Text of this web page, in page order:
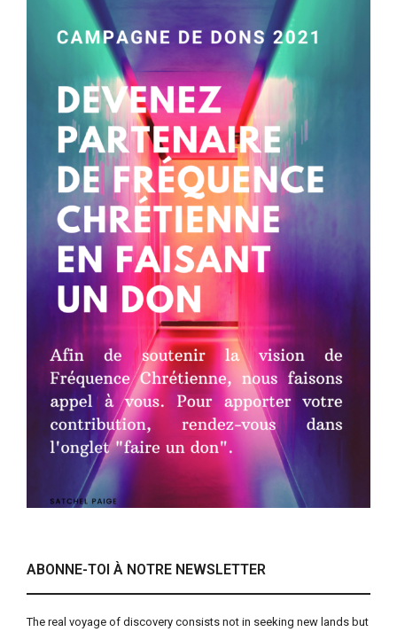
ABONNE-TOI À NOTRE NEWSLETTER
The real voyage of discovery consists not in seeking new lands but